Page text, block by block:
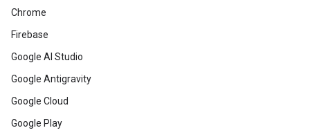
Chrome
Firebase
Google AI Studio
Google Antigravity
Google Cloud
Google Play